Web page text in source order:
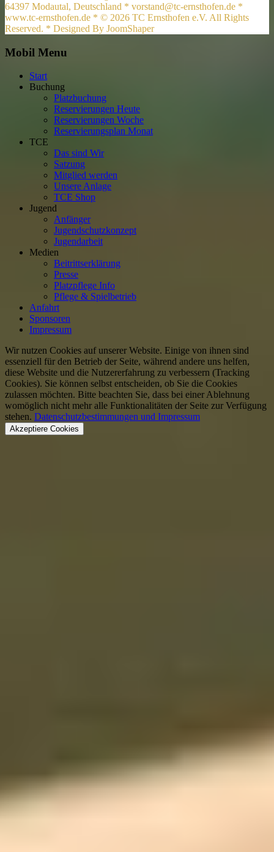
64397 Modautal, Deutschland * vorstand@tc-ernsthofen.de *
www.tc-ernsthofen.de * © 2026 TC Ernsthofen e.V. All Rights
Reserved. * Designed By JoomShaper
Mobil Menu
Start
Buchung
Platzbuchung
Reservierungen Heute
Reservierungen Woche
Reservierungsplan Monat
TCE
Das sind Wir
Satzung
Mitglied werden
Unsere Anlage
TCE Shop
Jugend
Anfänger
Jugendschutzkonzept
Jugendarbeit
Medien
Beitrittserklärung
Presse
Platzpflege Info
Pflege & Spielbetrieb
Anfahrt
Sponsoren
Impressum
Wir nutzen Cookies auf unserer Website. Einige von ihnen sind
essenziell für den Betrieb der Seite, während andere uns helfen,
diese Website und die Nutzererfahrung zu verbessern (Tracking
Cookies). Sie können selbst entscheiden, ob Sie die Cookies
zulassen möchten. Bitte beachten Sie, dass bei einer Ablehnung
womöglich nicht mehr alle Funktionalitäten der Seite zur Verfügung
stehen. Datenschutzbestimmungen und Impressum
Akzeptiere Cookies